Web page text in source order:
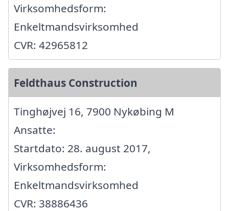
Virksomhedsform:
Enkeltmandsvirksomhed
CVR: 42965812
Feldthaus Construction
Tinghøjvej 16, 7900 Nykøbing M
Ansatte:
Startdato: 28. august 2017,
Virksomhedsform:
Enkeltmandsvirksomhed
CVR: 38886436